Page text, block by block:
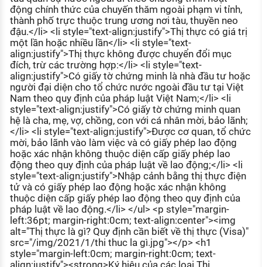
động chính thức của chuyến thăm ngoài phạm vi tỉnh,
thành phố trực thuộc trung ương nơi tàu, thuyền neo
đậu.</li> <li style="text-align:justify">Thị thực có giá trị
một lần hoặc nhiều lần</li> <li style="text-
align:justify">Thị thực không được chuyển đổi mục
đích, trừ các trường hợp:</li> <li style="text-
align:justify">Có giấy tờ chứng minh là nhà đầu tư hoặc
người đại diện cho tổ chức nước ngoài đầu tư tại Việt
Nam theo quy định của pháp luật Việt Nam;</li> <li
style="text-align:justify">Có giấy tờ chứng minh quan
hệ là cha, mẹ, vợ, chồng, con với cá nhân mời, bảo lãnh;
</li> <li style="text-align:justify">Được cơ quan, tổ chức
mời, bảo lãnh vào làm việc và có giấy phép lao động
hoặc xác nhận không thuộc diện cấp giấy phép lao
động theo quy định của pháp luật về lao động;</li> <li
style="text-align:justify">Nhập cảnh bằng thị thực điện
tử và có giấy phép lao động hoặc xác nhận không
thuộc diện cấp giấy phép lao động theo quy định của
pháp luật về lao động.</li> </ul> <p style="margin-
left:36pt; margin-right:0cm; text-align:center"><img
alt="Thị thực là gì? Quy định cần biết về thị thực (Visa)"
src="/img/2021/1/thi thuc la gì.jpg"></p> <h1
style="margin-left:0cm; margin-right:0cm; text-